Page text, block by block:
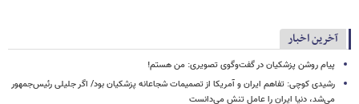
آخرین اخبار
پیام روشن پزشکیان در گفت‌وگوی تصویری: من هستم!
رشیدی کوچی: تفاهم ایران و آمریکا از تصمیمات شجاعانه پزشکیان بود/ اگر جلیلی رئیس‌جمهور
می‌شد، دنیا ایران را عامل تنش می‌دانست